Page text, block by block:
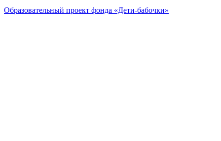
Образовательный проект фонда «Дети-бабочки»